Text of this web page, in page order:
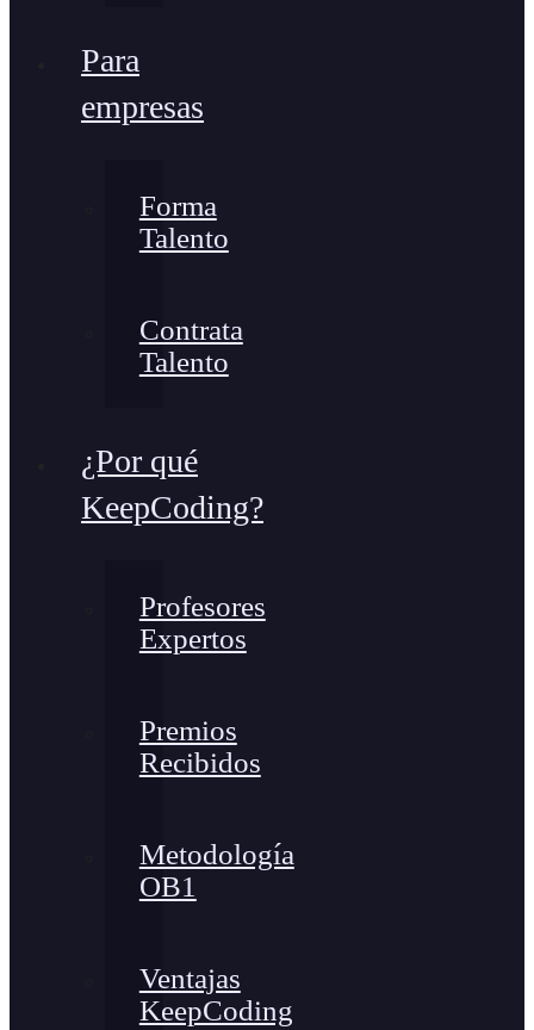
Para
empresas
Forma
Talento
Contrata
Talento
¿Por qué
KeepCoding?
Profesores
Expertos
Premios
Recibidos
Metodología
OB1
Ventajas
KeepCoding